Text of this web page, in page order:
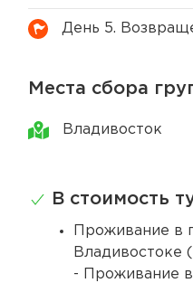
День 5.
Места сбора
Владивосток
В стоимость
Проживание в
Владивостоке
- Проживание в